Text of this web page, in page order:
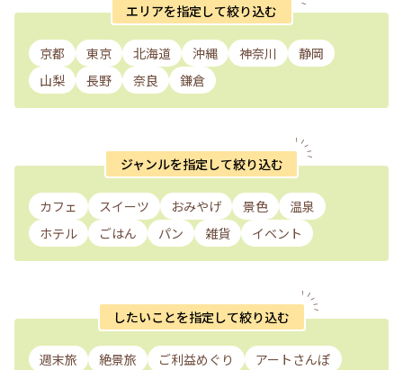
エリアを指定して絞り込む
京都 東京 北海道 沖縄 神奈川
静岡
山梨
長野 奈良 鎌倉
ジャンルを指定して絞り込む
カフェ スイーツ おみやげ 景色
温泉
ホテル
ごはん パン 雑貨 イベント
したいことを指定して絞り込む
週末旅 絶景旅 ご利益めぐり
アートさんぽ